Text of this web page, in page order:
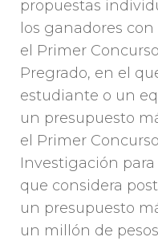
propuestas
los ganadores
el Primer
Pregrado, en el
estudiante o un
un presupuesto
el Primer
Investigación
que considera
un presupuesto
un millón de